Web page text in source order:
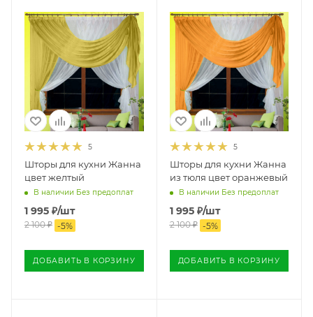
5
Шторы для кухни Жанна
цвет желтый
В наличии Без предоплат
1 995 ₽/шт
2 100₽ -5%
ДОБАВИТЬ В КОРЗИНУ
5
Шторы для кухни Жанна
из тюля цвет оранжевый
В наличии Без предоплат
1 995₽/шт
2 100₽ -5%
ДОБАВИТЬ В КОРЗИНУ